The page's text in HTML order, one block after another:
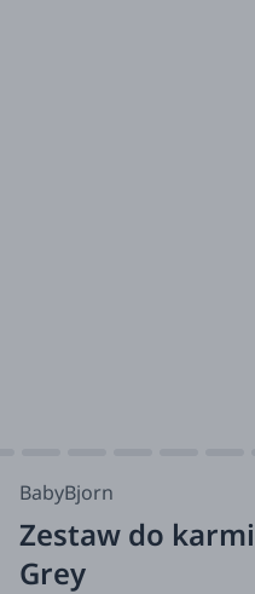
BabyBjorn
Zestaw do
Grey